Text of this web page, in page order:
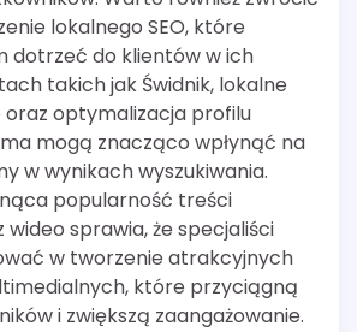
lokalnego SEO, które
dotrzeć do klientów w ich
takich jak Świdnik, lokalne
oraz optymalizacja profilu
mogą znacząco wpłynąć na
w wynikach wyszukiwania.
popularność treści
wideo sprawia, że specjaliści
w tworzenie atrakcyjnych
które przyciągną
i zwiększą zaangażowanie.